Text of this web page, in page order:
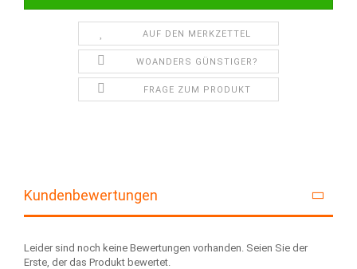
AUF DEN MERKZETTEL
WOANDERS GÜNSTIGER?
FRAGE ZUM PRODUKT
Kundenbewertungen
Leider sind noch keine Bewertungen vorhanden. Seien Sie der
Erste, der das Produkt bewertet.